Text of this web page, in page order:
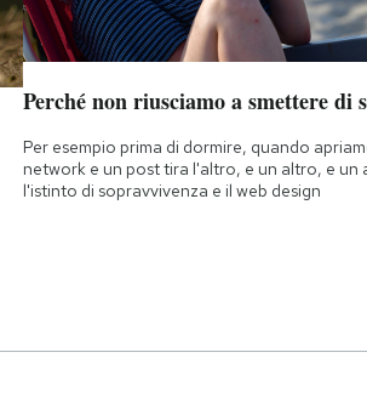
Perché non riusciamo a smettere di
Per esempio prima di dormire, quando
network e un post tira l'altro, e un altro, e un
l'istinto di sopravvivenza e il web design